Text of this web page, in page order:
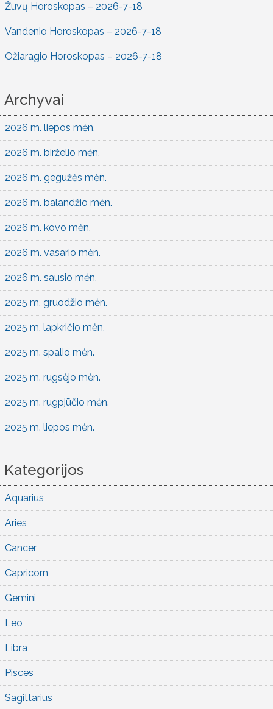
Žuvų Horoskopas – 2026-7-18
Vandenio Horoskopas – 2026-7-18
Ožiaragio Horoskopas – 2026-7-18
Archyvai
2026 m. liepos mėn.
2026 m. birželio mėn.
2026 m. gegužės mėn.
2026 m. balandžio mėn.
2026 m. kovo mėn.
2026 m. vasario mėn.
2026 m. sausio mėn.
2025 m. gruodžio mėn.
2025 m. lapkričio mėn.
2025 m. spalio mėn.
2025 m. rugsėjo mėn.
2025 m. rugpjūčio mėn.
2025 m. liepos mėn.
Kategorijos
Aquarius
Aries
Cancer
Capricorn
Gemini
Leo
Libra
Pisces
Sagittarius